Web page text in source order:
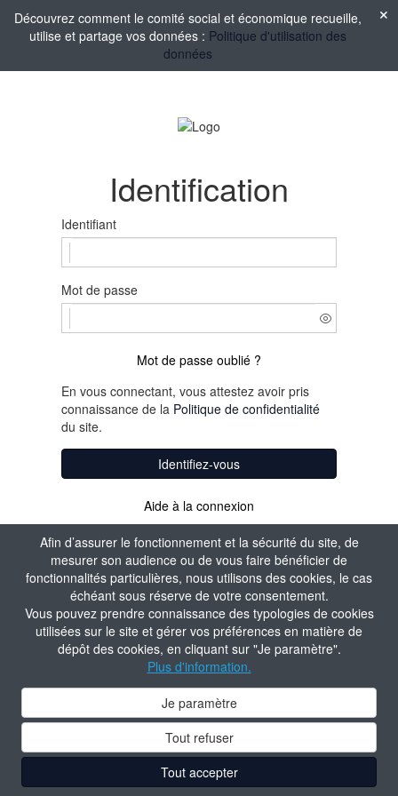
Afin d’assurer le fonctionnement et la sécurité du site, de
mesurer son audience ou de vous faire bénéficier de
fonctionnalités particulières, nous utilisons des cookies, le cas
échéant sous réserve de votre consentement.
Vous pouvez prendre connaissance des typologies de cookies
utilisées sur le site et gérer vos préférences en matière de
dépôt des cookies, en cliquant sur "Je paramètre".
Plus d'information.
Je paramètre
Tout refuser
Tout accepter
Découvrez comment le comité social et économique recueille,
utilise et partage vos données : Politique d'utilisation des
données
Identification
Identifiant
Mot de passe
Mot de passe oublié ?
En vous connectant, vous attestez avoir pris
connaissance de la Politique de confidentialité
du site.
Identifiez-vous
Aide à la connexion